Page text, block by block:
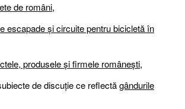
de români,
escapade și circuite pentru bicicletă în
produsele și firmele românești,
de discuție ce reflectăgândurile